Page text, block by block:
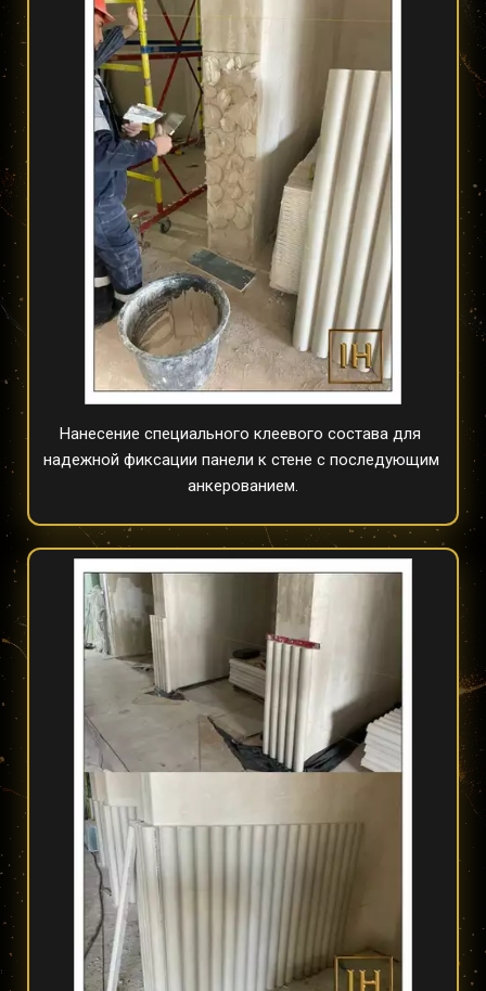
Нанесение специального клеевого состава для
надежной фиксации панели к стене с последующим
анкерованием.